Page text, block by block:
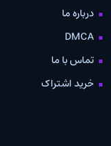
درباره ما
DMCA
تماس با ما
خرید اشتراک